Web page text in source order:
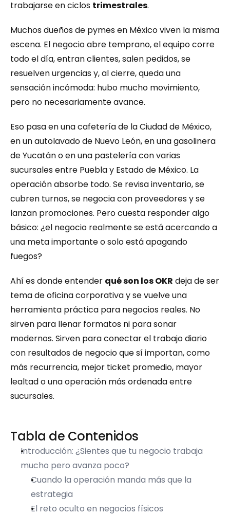
trabajarse en ciclos trimestrales.
Muchos dueños de pymes en México viven la misma
escena. El negocio abre temprano, el equipo corre
todo el día, entran clientes, salen pedidos, se
resuelven urgencias y, al cierre, queda una
sensación incómoda: hubo mucho movimiento,
pero no necesariamente avance.
Eso pasa en una cafetería de la Ciudad de México,
en un autolavado de Nuevo León, en una gasolinera
de Yucatán o en una pastelería con varias
sucursales entre Puebla y Estado de México. La
operación absorbe todo. Se revisa inventario, se
cubren turnos, se negocia con proveedores y se
lanzan promociones. Pero cuesta responder algo
básico: ¿el negocio realmente se está acercando a
una meta importante o solo está apagando
fuegos?
Ahí es donde entender qué son los OKR deja de ser
tema de oficina corporativa y se vuelve una
herramienta práctica para negocios reales. No
sirven para llenar formatos ni para sonar
modernos. Sirven para conectar el trabajo diario
con resultados de negocio que sí importan, como
más recurrencia, mejor ticket promedio, mayor
lealtad o una operación más ordenada entre
sucursales.
Tabla de Contenidos
Introducción: ¿Sientes que tu negocio trabaja
mucho pero avanza poco?
Cuando la operación manda más que la
estrategia
El reto oculto en negocios físicos